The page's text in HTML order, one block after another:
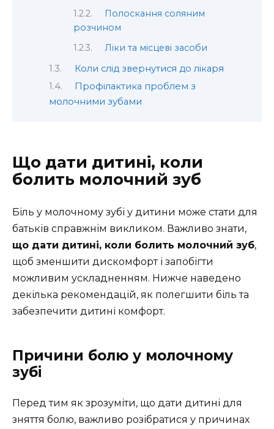
Полоскання соляним
розчином
Ліки та місцеві засоби
Коли слід звернутися до лікаря
Профілактика проблем з
молочними зубами
Що дати дитині, коли
болить молочний зуб
Біль у молочному зубі у дитини може стати для
батьків справжнім викликом. Важливо знати,
що дати дитині, коли болить молочний зуб,
щоб зменшити дискомфорт і запобігти
можливим ускладненням. Нижче наведено
декілька рекомендацій, як полегшити біль та
забезпечити дитині комфорт.
Причини болю у молочному
зубі
Перед тим як зрозуміти, що дати дитині для
зняття болю, важливо розібратися у причинах